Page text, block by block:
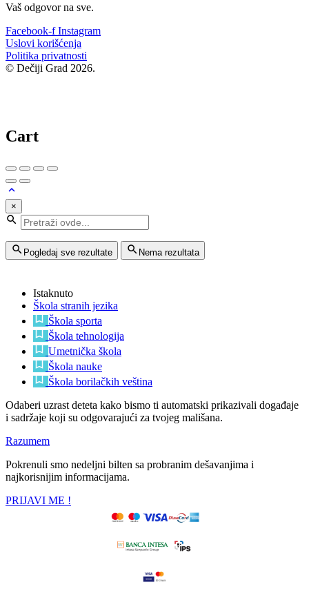
Vaš odgovor na sve.
Facebook-f Instagram
Uslovi korišćenja
Politika privatnosti
© Dečiji Grad 2026.
Cart
×
Pogledaj sve rezultate Nema rezultata
Istaknuto
Škola stranih jezika
Škola sporta
Škola tehnologija
Umetnička škola
Škola nauke
Škola borilačkih veština
Odaberi uzrast deteta kako bismo ti automatski prikazivali događaje
i sadržaje koji su odgovarajući za tvojeg mališana.
Razumem
Pokrenuli smo nedeljni bilten sa probranim dešavanjima i
najkorisnijim informacijama.
PRIJAVI ME !